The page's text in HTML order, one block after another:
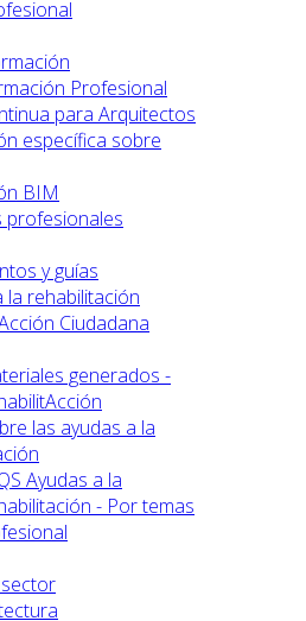
Profesional
para Arquitectos
específica sobre
BIM
profesionales
y guías
la rehabilitación
Ciudadana
generados -
las ayudas a la
Ayudas a la
- Por temas